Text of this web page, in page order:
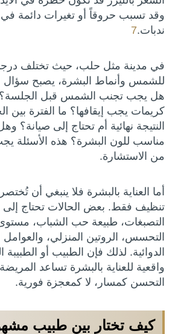
وقد تسبب حروقاً أو تغيرات دائمة في
ندبات.7
في مدينة مثل حلب، حيث تختلف
للشمس وأنماط البشرة، يصبح سؤال
هل يجب تجنب الشمس قبل
كريمات يجب إيقافها؟ ما الفترة بين
النتيجة نهائية أم تحتاج إلى صيانة؟
مناسب للون البشرة؟ هذه الأسئلة
من الاستشارة.
أما العناية بالبشرة فلا ينبغي أن
تنظيف فقط. بعض الحالات تحتاج
التصبغات، طبيعة حب الشباب،
التحسس، الروتين المنزلي، والعوامل
الدوائية. لذلك فإن الطبيب أو
واقعية للعناية بالبشرة تساعد
التحسن كمسار، لا كمعجزة فورية.
كيف تختار بين طبيب